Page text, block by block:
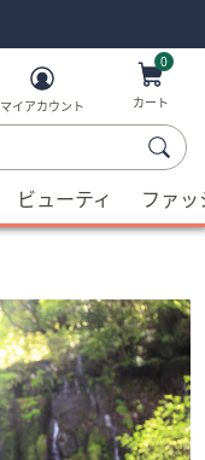
マイアカウント
0
カート
ビューティ ファ